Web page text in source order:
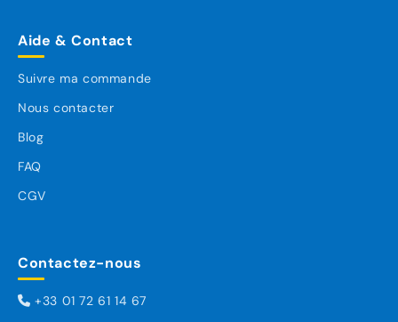
Aide & Contact
Suivre ma commande
Nous contacter
Blog
FAQ
CGV
Contactez-nous
+33 01 72 61 14 67